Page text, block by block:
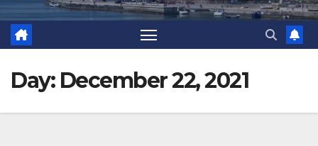
Day: December 22, 2021